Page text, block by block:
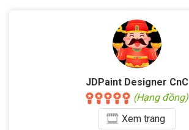
JDPaint Designer CnC
(Hạng đồng)
Xemtrang